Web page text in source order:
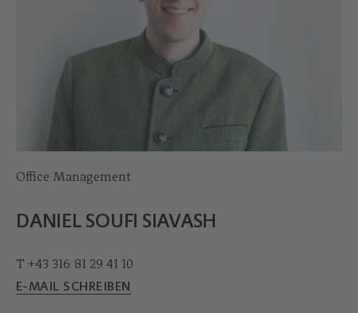
Office Management
DANIEL SOUFI SIAVASH
T +43 316 81 29 41 10
E-MAIL SCHREIBEN